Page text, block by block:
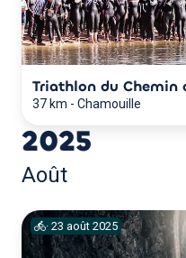
Triathlon du Chemin
37 km - Chamouille
2025
Août
· 23 août 2025